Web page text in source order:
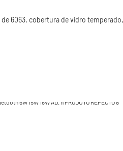
6063, cobertura de vidro